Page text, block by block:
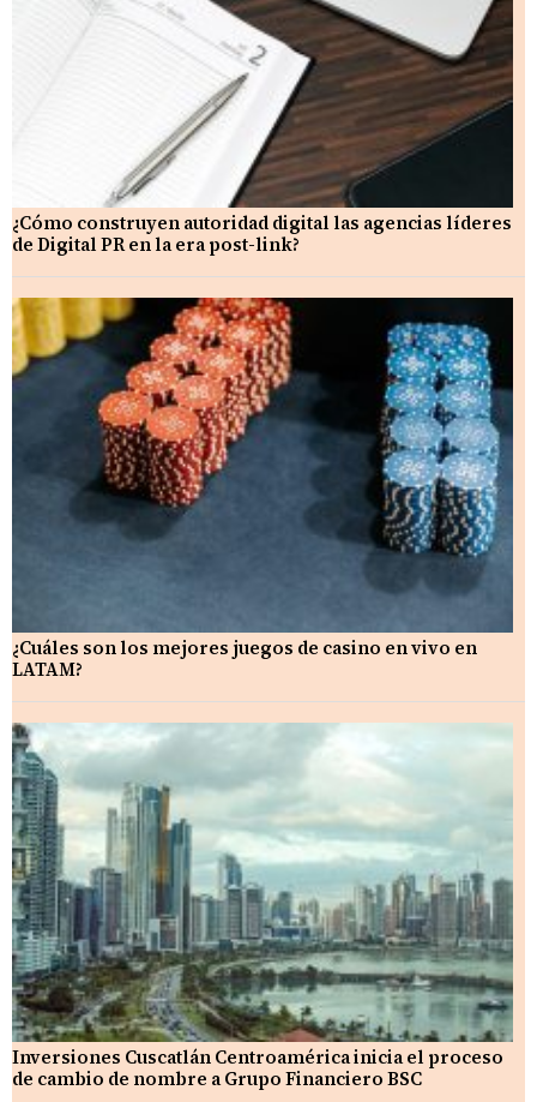
¿Cómo construyen autoridad digital las agencias líderes
de Digital PR en la era post-link?
¿Cuáles son los mejores juegos de casino en vivo en
LATAM?
Inversiones Cuscatlán Centroamérica inicia el proceso
de cambio de nombre a Grupo Financiero BSC